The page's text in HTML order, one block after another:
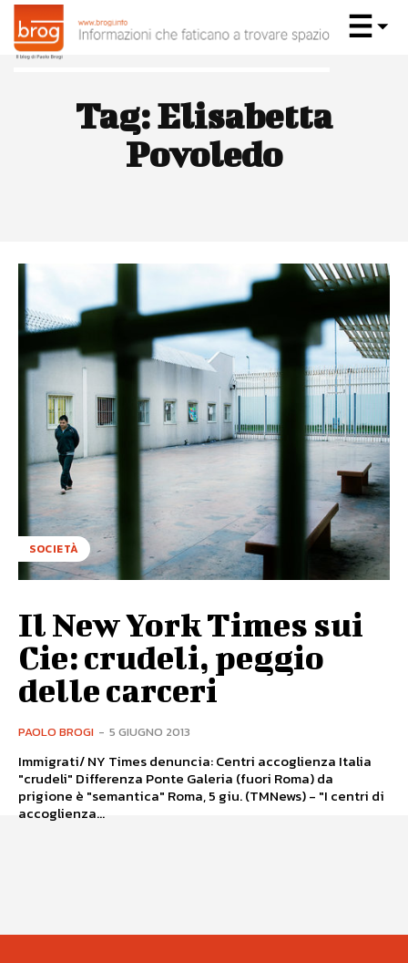
Tag:Elisabetta
Povoledo
SOCIETÀ
Il New York Times sui
Cie: crudeli, peggio
delle carceri
PAOLO BROGI - 5 GIUGNO 2013
Immigrati/ NY Times denuncia: Centri accoglienza Italia
"crudeli" Differenza Ponte Galeria (fuori Roma) da
prigione è "semantica" Roma, 5 giu. (TMNews) - "I centri di
accoglienza...